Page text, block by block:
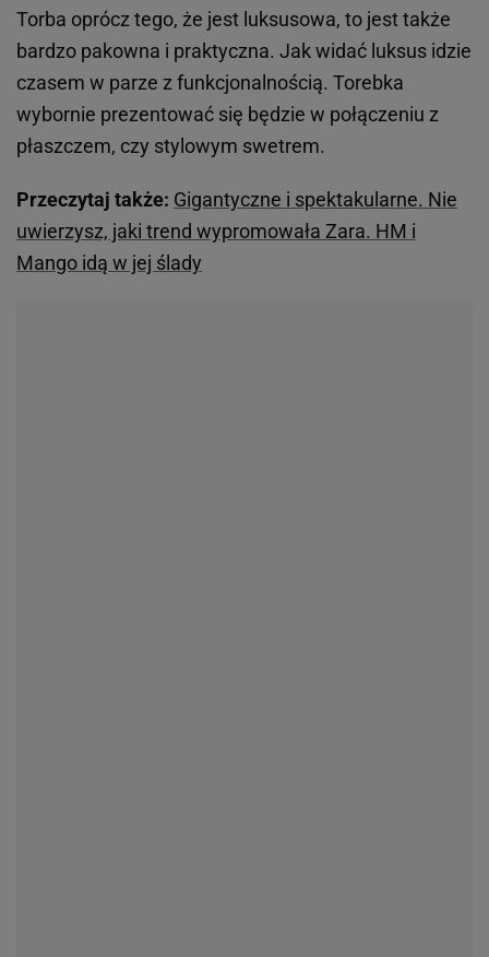
Torba oprócz tego, że jest luksusowa, to jest także
bardzo pakowna i praktyczna. Jak widać luksus idzie
czasem w parze z funkcjonalnością. Torebka
wybornie prezentować się będzie w połączeniu z
płaszczem, czy stylowym swetrem.
Przeczytaj także: Gigantyczne i spektakularne. Nie
uwierzysz, jaki trend wypromowała Zara. HM i
Mango idą w jej ślady